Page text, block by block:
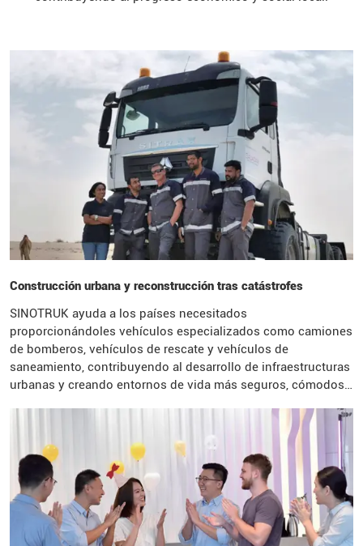
Construcción urbana y reconstrucción tras catástrofes
SINOTRUK ayuda a los países necesitados
proporcionándoles vehículos especializados como camiones
de bomberos, vehículos de rescate y vehículos de
saneamiento, contribuyendo al desarrollo de infraestructuras
urbanas y creando entornos de vida más seguros, cómodos